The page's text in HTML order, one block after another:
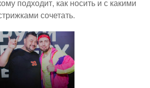
подходит, как носить и с какими
сочетать.